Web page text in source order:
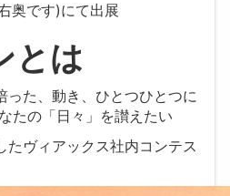
奥です)にて出展
とは
った、動き、ひとつひとつに
たの「日々」を讃えたい
たヴィアックス社内コンテス